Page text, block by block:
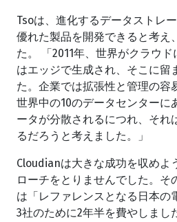
Tsoは、進化するデータストレ
優れた製品を開発できると考え
た。 「2011年、世界がクラウ
はエッジで生成され、そこに留
た。企業では拡張性と管理の容
世界中の10のデータセンターに
ータが分散されるにつれ、それ
るだろうと考えました。」
Cloudianは大きな成功を収めよ
ローチをとりませんでした。そ
は「レファレンスとなる日本の
3社のために2年半を費やしまし